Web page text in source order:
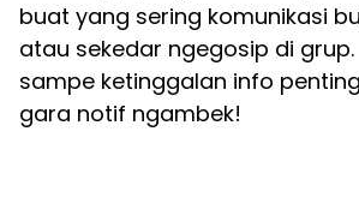
buat yang sering komunikasi
atau sekedar ngegosip di
sampe ketinggalan info
gara notif ngambek!